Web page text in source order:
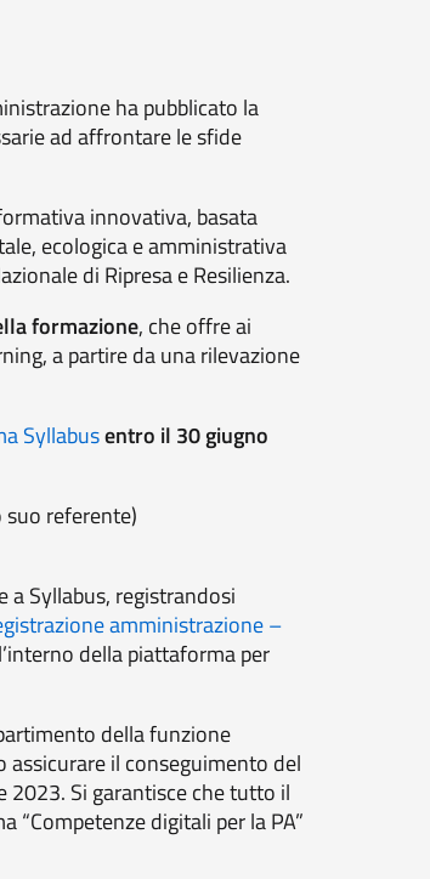
ha pubblicato la
ad affrontare le sfide
innovativa, basata
ecologica e amministrativa
di Ripresa e Resilienza.
formazione, che offre ai
a partire da una rilevazione
Syllabusentro il 30 giugno
referente)
a Syllabus, registrandosi
amministrazione –
della piattaforma per
della funzione
il conseguimento del
2023. Si garantisce che tutto il
digitali per la PA”